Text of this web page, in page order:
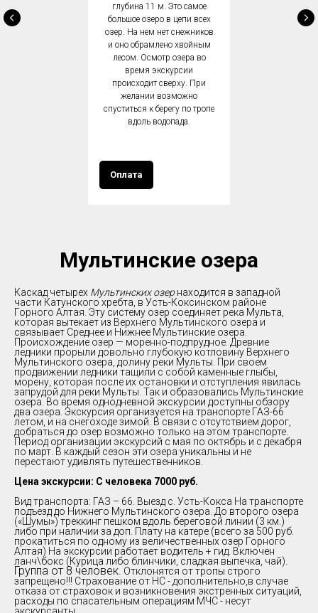
глубина 11 м. Это самое
большое озеро в цепи всех
озер. На нем нет снежников
и оно обрамлено хвойным
лесом. Осмотр озера во
время экскурсии
происходит сверху. При
желании возможно
спуститься к берегу по тропе
вдоль водопада.
Оплата
Мультинские озера
Каскад четырех Мультинских озернаходится в западной
части Катунского хребта, в Усть-Коксинском районе
Горного Алтая. Эту систему озер соединяет река Мульта,
которая вытекает из Верхнего Мультинского озера и
связывает Среднее и Нижнее Мультинские озера.
Происхождение озер — моренно-подпрудное. Древние
ледники прорыли довольно глубокую котловину Верхнего
Мультинского озера, долину реки Мульты. При своем
продвижении ледники тащили с собой каменные глыбы,
морену, которая после их остановки и отступления явилась
запрудой для реки Мульты. Так и образовались Мультинские
озера. Во время однодневной экскурсии доступны обзору
два озера. Экскурсия организуется на транспорте ГАЗ-66
летом, и на снегоходе зимой. В связи с отсутствием дорог,
добраться до озер возможно только на этом транспорте.
Период организации экскурсий с мая по октябрь и с декабря
по март. В каждый сезон эти озера уникальны и не
перестают удивлять путешественников.
Цена экскурсии: С человека 7000 руб.
Вид транспорта: ГАЗ – 66. Выезд с. Усть-Кокса На транспорте
подъезд до Нижнего Мультинского озера. До второго озера
(«Шумы») треккинг пешком вдоль береговой линии (3 км.)
либо при наличии за доп. Плату на катере (всего за 500 руб.
прокатиться по одному из величественных озер Горного
Алтая) На экскурсии работает водитель + гид. Включен
ланч\бокс (Курица либо блинчики, сладкая выпечка, чай).
Группа от 8 человек. Отклонятся от тропы строго
запрещено!!! Страхование от НС - дополнительно,в случае
отказа от страховок и возникновения экстренных ситуаций,
расходы по спасательным операциям МЧС - несут